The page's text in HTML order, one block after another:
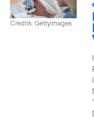
Credits: Gettyimages